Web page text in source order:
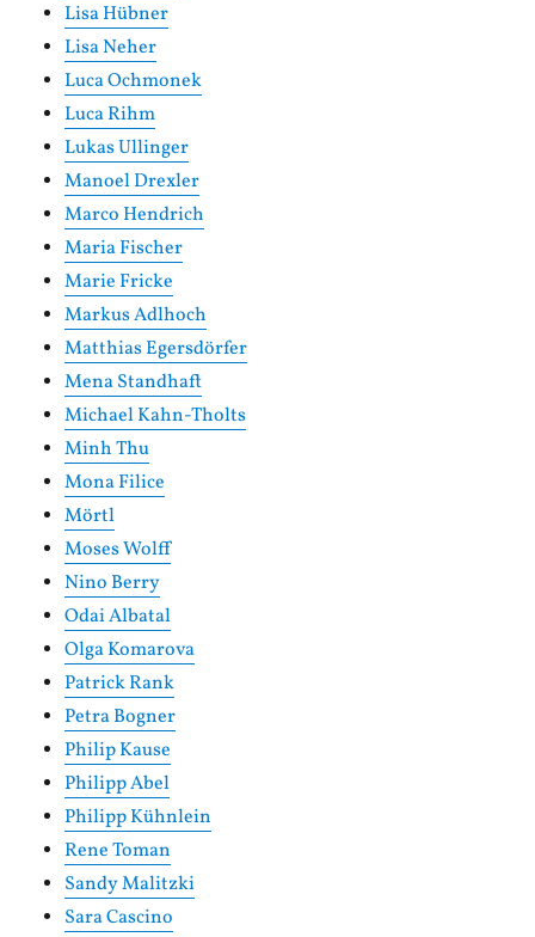
Lisa Hübner
Lisa Neher
Luca Ochmonek
Luca Rihm
Lukas Ullinger
Manoel Drexler
Marco Hendrich
Maria Fischer
Marie Fricke
Markus Adlhoch
Matthias Egersdörfer
Mena Standhaft
Michael Kahn-Tholts
Minh Thu
Mona Filice
Mörtl
Moses Wolff
Nino Berry
Odai Albatal
Olga Komarova
Patrick Rank
Petra Bogner
Philip Kause
Philipp Abel
Philipp Kühnlein
Rene Toman
Sandy Malitzki
Sara Cascino